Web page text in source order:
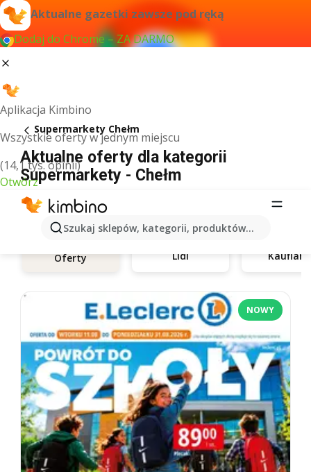
Aktualne gazetki zawsze pod ręką
Dodaj do Chrome – ZA DARMO
Aplikacja Kimbino
Wszystkie oferty w jednym miejscu
(14,1 tys. opinii)
Otwórz
Szukaj sklepów, kategorii, produktów...
Supermarkety Chełm
Aktualne oferty dla kategorii
Supermarkety - Chełm
Oferty Lidl
NOWY